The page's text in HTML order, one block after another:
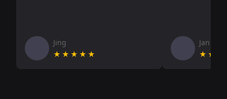
Jing
★★★★★
Jan V